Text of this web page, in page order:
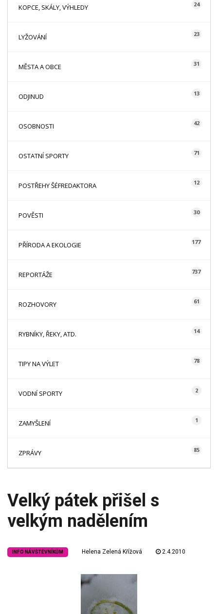
KOPCE, SKÁLY, VÝHLEDY 24
LYŽOVÁNÍ 23
MĚSTA A OBCE 31
ODJINUD 13
OSOBNOSTI 42
OSTATNÍ SPORTY 71
POSTŘEHY ŠÉFREDAKTORA 12
POVĚSTI 30
PŘÍRODA A EKOLOGIE 177
REPORTÁŽE 737
ROZHOVORY 61
RYBNÍKY, ŘEKY, ATD. 14
TIPY NA VÝLET 78
VODNÍ SPORTY 2
ZAMYŠLENÍ 1
ZPRÁVY 85
Velký pátek přišel s
velkým nadělením
INFO NÁVŠTĚVNÍKŮM Helena Zelená Křížová 2.4.2010